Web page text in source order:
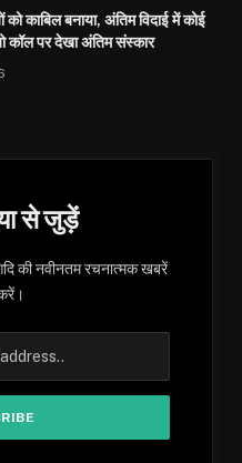
को काबिल बनाया, अंतिम विदाई में कोई
कॉल पर देखा अंतिम संस्कार
से जुड़ें
की नवीनतम रचनात्मक खबरें